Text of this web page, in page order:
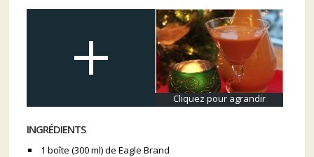
Cliquez pour agrandir
INGRÉDIENTS
1 boîte (300 ml) de Eagle Brand